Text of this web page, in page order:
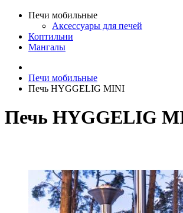
Печи мобильные
Аксессуары для печей
Коптильни
Мангалы
Печи мобильные
Печь HYGGELIG MINI
Печь HYGGELIG